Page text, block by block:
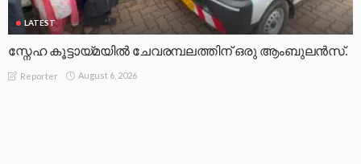
LATEST
സ്നേഹ കൂട്ടായ്മയിൽ ചേവരമ്പലത്തിന് ഒരു ആംബുലൻസ്.
Reporter August 6, 2026